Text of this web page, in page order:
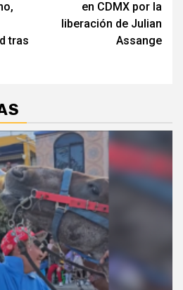
tras
en CDMX por la
liberación de Julian
Assange